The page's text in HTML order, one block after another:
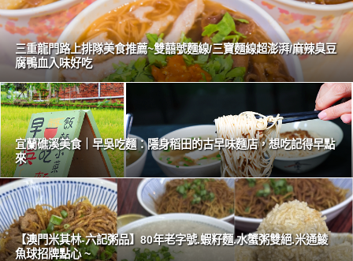
三重龍門路上排隊美食推薦~雙囍號麵線/三寶麵線超澎湃/麻辣臭豆
腐鴨血入味好吃
宜蘭礁溪美食｜早吳吃麵：隱身稻田的古早味麵店，想吃記得早點
來
【澳門米其林-六記粥品】80年老字號.蝦籽麵.水蟹粥雙絕.米通鯪
魚球招牌點心 ~